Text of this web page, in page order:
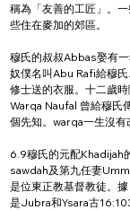
稱為「友善的工匠」。
些住在麥加的郊區。
穆氏的叔叔Abbas娶有
奴僕名叫Abu Rafi給穆
修士送的衣服。十二歲
Warqa Naufal 曾給穆氏
個先知。warqa一生沒有
6.9穆氏的元配Khadijah
sawdah及第九任妻
是位東正教基督教徒。
是Jubra和Ysara古